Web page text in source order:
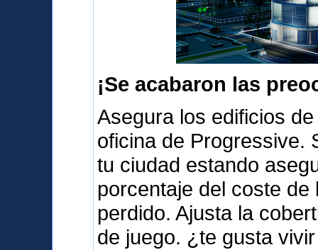
¡Se acabaron las
Asegura los edificios
oficina de Progressive.
tu ciudad estando
porcentaje del coste
perdido. Ajusta la
de juego. ¿te gusta